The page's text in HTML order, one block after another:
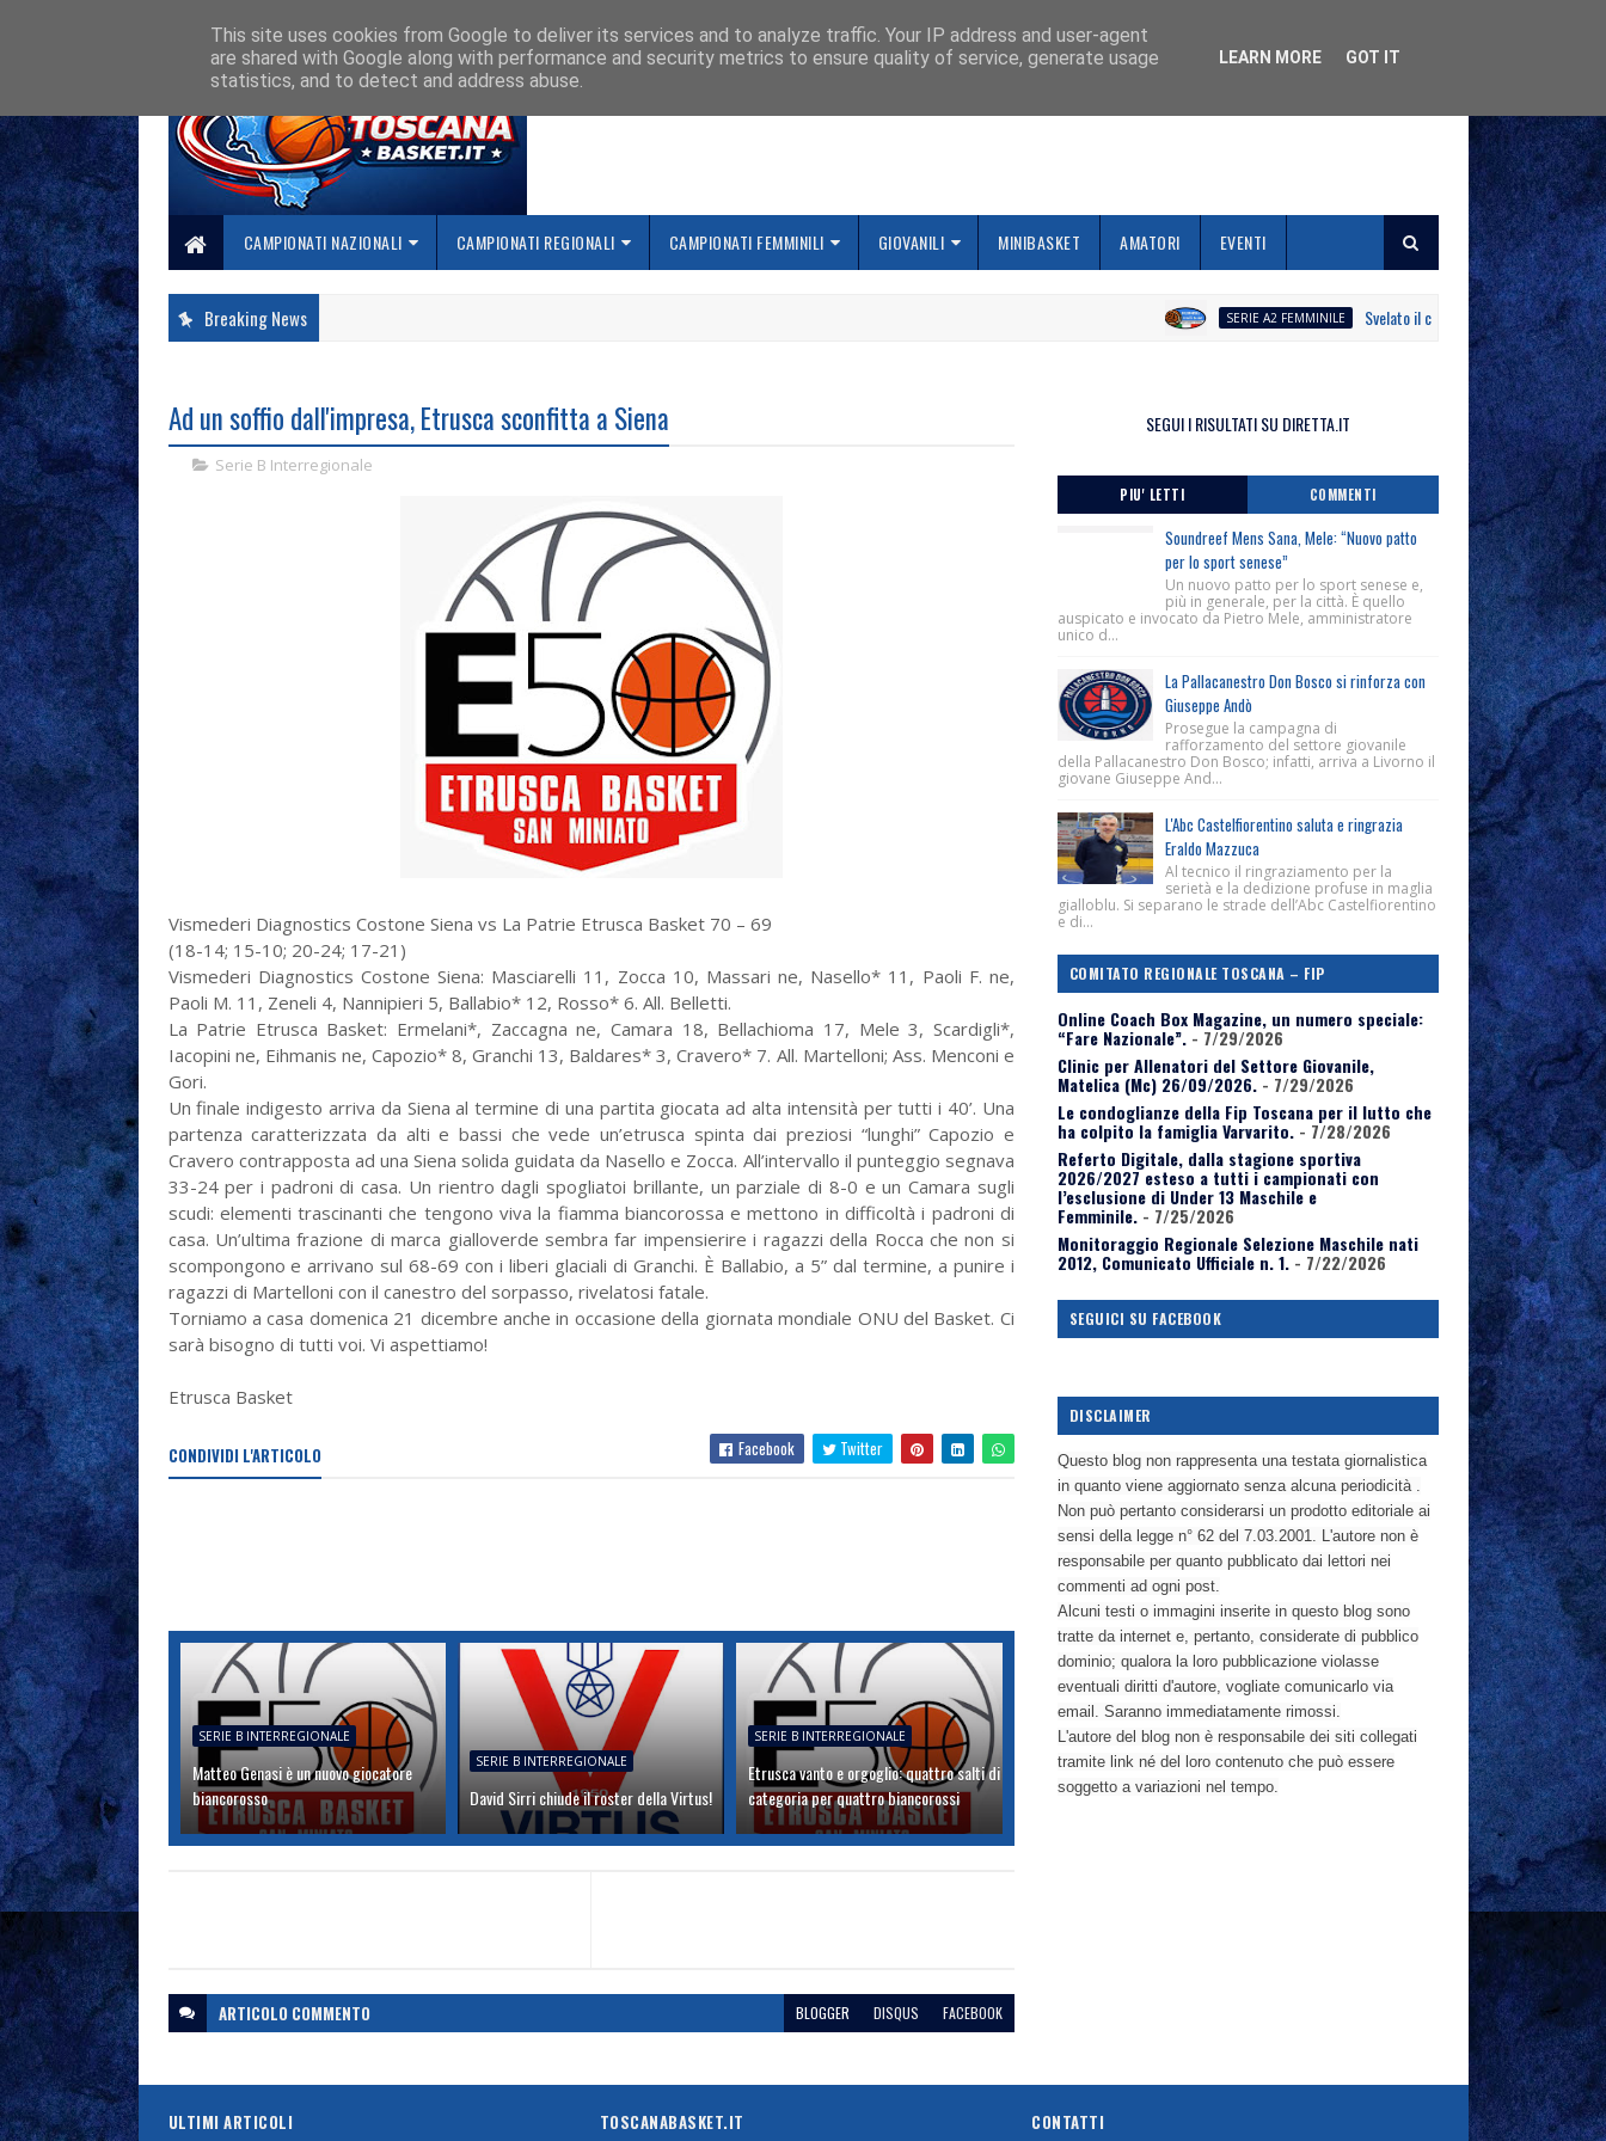
CAMPIONATI NAZIONALI CAMPIONATI REGIONALI CAMPIONATI FEMMINILI GIOVANILI MINIBASKET AMATORI EVENTI
Breaking News SERIE A2 FEMMINILE Svelato il calendario la Polisportiva Galli
Ad un soffio dall'impresa, Etrusca sconfitta a Siena
Serie B Interregionale
Vismederi Diagnostics Costone Siena vs La Patrie Etrusca Basket 70 – 69
(18-14; 15-10; 20-24; 17-21)
Vismederi Diagnostics Costone Siena: Masciarelli 11, Zocca 10, Massari ne, Nasello* 11, Paoli F. ne,
Paoli M. 11, Zeneli 4, Nannipieri 5, Ballabio* 12, Rosso* 6. All. Belletti.
La Patrie Etrusca Basket: Ermelani*, Zaccagna ne, Camara 18, Bellachioma 17, Mele 3, Scardigli*,
Iacopini ne, Eihmanis ne, Capozio* 8, Granchi 13, Baldares* 3, Cravero* 7. All. Martelloni; Ass. Menconi e
Gori.
Un finale indigesto arriva da Siena al termine di una partita giocata ad alta intensità per tutti i 40’. Una
partenza caratterizzata da alti e bassi che vede un’etrusca spinta dai preziosi “lunghi” Capozio e
Cravero contrapposta ad una Siena solida guidata da Nasello e Zocca. All’intervallo il punteggio segnava
33-24 per i padroni di casa. Un rientro dagli spogliatoi brillante, un parziale di 8-0 e un Camara sugli
scudi: elementi trascinanti che tengono viva la fiamma biancorossa e mettono in difficoltà i padroni di
casa. Un’ultima frazione di marca gialloverde sembra far impensierire i ragazzi della Rocca che non si
scompongono e arrivano sul 68-69 con i liberi glaciali di Granchi. È Ballabio, a 5” dal termine, a punire i
ragazzi di Martelloni con il canestro del sorpasso, rivelatosi fatale.
Torniamo a casa domenica 21 dicembre anche in occasione della giornata mondiale ONU del Basket. Ci
sarà bisogno di tutti voi. Vi aspettiamo!
Etrusca Basket
CONDIVIDI L'ARTICOLO Facebook Twitter
SERIE B INTERREGIONALE
Matteo Genasi è un nuovo giocatore
biancorosso
SERIE B INTERREGIONALE
David Sirri chiude il roster della Virtus!
SERIE B INTERREGIONALE
Etrusca vanto e orgoglio: quattro salti di
categoria per quattro biancorossi
ARTICOLO COMMENTO BLOGGER DISQUS FACEBOOK
SEGUI I RISULTATI SU DIRETTA.IT
PIU' LETTI COMMENTI
Soundreef Mens Sana, Mele: “Nuovo patto
per lo sport senese”
Un nuovo patto per lo sport senese e,
più in generale, per la città. È quello
auspicato e invocato da Pietro Mele, amministratore
unico d...
La Pallacanestro Don Bosco si rinforza con
Giuseppe Andò
Prosegue la campagna di
rafforzamento del settore giovanile
della Pallacanestro Don Bosco; infatti, arriva a Livorno il
giovane Giuseppe And...
L'Abc Castelfiorentino saluta e ringrazia
Eraldo Mazzuca
Al tecnico il ringraziamento per la
serietà e la dedizione profuse in maglia
gialloblu. Si separano le strade dell’Abc Castelfiorentino
e di...
COMITATO REGIONALE TOSCANA – FIP
Online Coach Box Magazine, un numero speciale:
“Fare Nazionale”.- 7/29/2026
Clinic per Allenatori del Settore Giovanile,
Matelica (Mc) 26/09/2026.- 7/29/2026
Le condoglianze della Fip Toscana per il lutto che
ha colpito la famiglia Varvarito.- 7/28/2026
Referto Digitale, dalla stagione sportiva
2026/2027 esteso a tutti i campionati con
l’esclusione di Under 13 Maschile e
Femminile.- 7/25/2026
Monitoraggio Regionale Selezione Maschile nati
2012, Comunicato Ufficiale n. 1.- 7/22/2026
SEGUICI SU FACEBOOK
DISCLAIMER
Questo blog non rappresenta una testata giornalistica
in quanto viene aggiornato senza alcuna periodicità .
Non può pertanto considerarsi un prodotto editoriale ai
sensi della legge n° 62 del 7.03.2001. L'autore non è
responsabile per quanto pubblicato dai lettori nei
commenti ad ogni post.
Alcuni testi o immagini inserite in questo blog sono
tratte da internet e, pertanto, considerate di pubblico
dominio; qualora la loro pubblicazione violasse
eventuali diritti d'autore, vogliate comunicarlo via
email. Saranno immediatamente rimossi.
L'autore del blog non è responsabile dei siti collegati
tramite link né del loro contenuto che può essere
soggetto a variazioni nel tempo.
ULTIMI ARTICOLI TOSCANABASKET.IT CONTATTI
This site uses cookies from Google to deliver its services and to analyze traffic. Your IP address and user-agent
are shared with Google along with performance and security metrics to ensure quality of service, generate usage
statistics, and to detect and address abuse.
LEARN MORE GOT IT